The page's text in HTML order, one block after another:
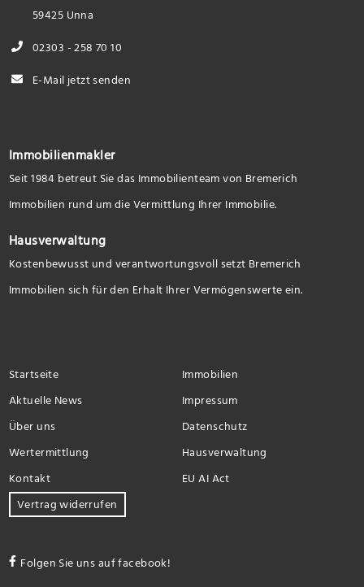
59425 Unna
02303 - 258 70 10
E-Mail jetzt senden
Immobilienmakler
Seit 1984 betreut Sie das Immobilienteam von Bremerich
Immobilien rund um die Vermittlung Ihrer Immobilie.
Hausverwaltung
Kostenbewusst und verantwortungsvoll setzt Bremerich
Immobilien sich für den Erhalt Ihrer Vermögenswerte ein.
Startseite
Immobilien
Aktuelle News
Impressum
Über uns
Datenschutz
Wertermittlung
Hausverwaltung
Kontakt
EU AI Act
Vertrag widerrufen
Folgen Sie uns auf facebook!